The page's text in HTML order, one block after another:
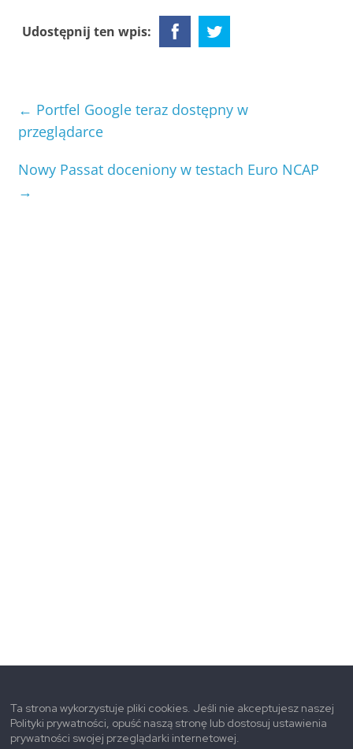
Udostępnij ten wpis:
← Portfel Google teraz dostępny w
przeglądarce
Nowy Passat doceniony w testach Euro NCAP
→
Ta strona wykorzystuje pliki cookies. Jeśli nie akceptujesz naszej
Polityki prywatności, opuść naszą stronę lub dostosuj ustawienia
prywatności swojej przeglądarki internetowej.